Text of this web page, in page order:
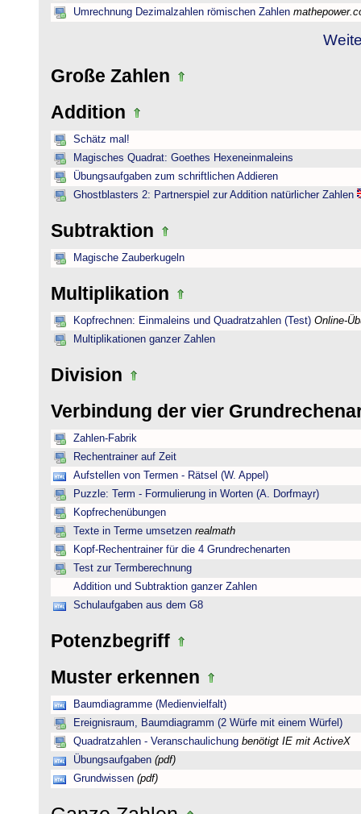
Umrechnung Dezimalzahlen römischen Zahlen
Große Zahlen
Addition
Schätz mal!
Magisches Quadrat: Goethes Hexeneinmaleins
Übungsaufgaben zum schriftlichen Addieren
Ghostblasters 2: Partnerspiel zur Addition natürlicher Zahlen
Subtraktion
Magische Zauberkugeln
Multiplikation
Kopfrechnen: Einmaleins und Quadratzahlen (Test) Online-
Multiplikationen ganzer Zahlen
Division
Verbindung der vier
Zahlen-Fabrik
Rechentrainer auf Zeit
Aufstellen von Termen - Rätsel (W. Appel)
Puzzle: Term - Formulierung in Worten (A. Dorfmayr)
Kopfrechenübungen
Texte in Terme umsetzen realmath
Kopf-Rechentrainer für die 4 Grundrechenarten
Test zur Termberechnung
Addition und Subtraktion ganzer Zahlen
Schulaufgaben aus dem G8
Potenzbegriff
Muster erkennen
Baumdiagramme (Medienvielfalt)
Ereignisraum, Baumdiagramm (2 Würfe mit einem Würfel)
Quadratzahlen - Veranschaulichung benötigt IE mit ActiveX
Übungsaufgaben (pdf)
Grundwissen (pdf)